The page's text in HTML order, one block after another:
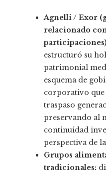
Agnelli / Exor
relacionado
estructuró su
patrimonial
esquema de
corporativo
traspaso
preservando al
continuidad
perspectiva de
Grupos
tradicionales: